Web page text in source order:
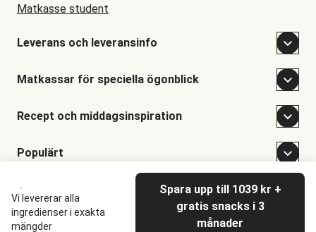
Vi levererar alla
ingredienser i exakta
mängder
Spara upp till 1039 kr +
gratis snacks i 3
månader
Hellofresh2026
Matkasse student
Leverans och leveransinfo
Matkassar för speciella ögonblick
Recept och middagsinspiration
Populärt